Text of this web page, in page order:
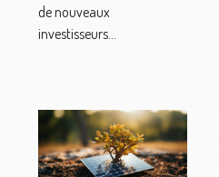
de nouveaux
investisseurs...